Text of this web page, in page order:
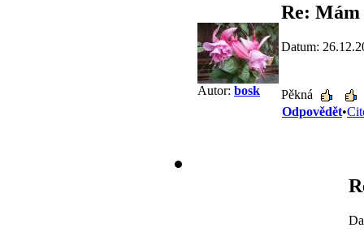
Autor: bosk
Re: Mám
Datum:
Pěkná
Odpovědět•